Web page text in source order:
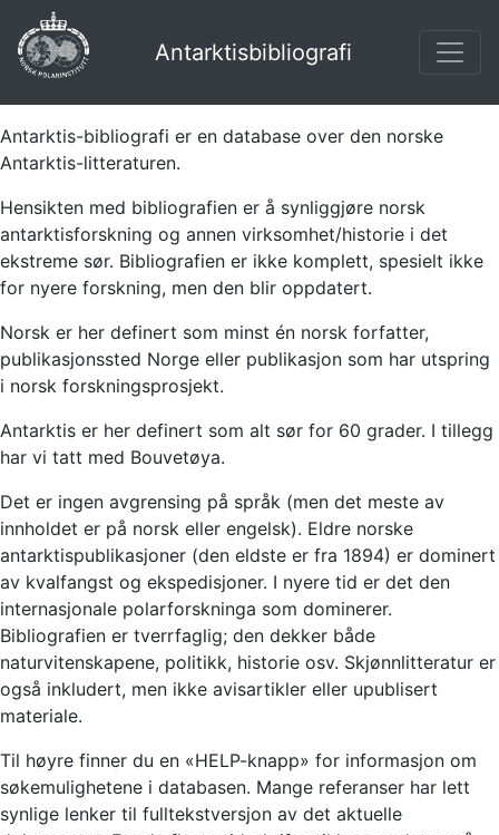
Antarktisbibliografi
Antarktis-bibliografi er en database over den norske
Antarktis-litteraturen.
Hensikten med bibliografien er å synliggjøre norsk
antarktisforskning og annen virksomhet/historie i det
ekstreme sør. Bibliografien er ikke komplett, spesielt ikke
for nyere forskning, men den blir oppdatert.
Norsk er her definert som minst én norsk forfatter,
publikasjonssted Norge eller publikasjon som har utspring
i norsk forskningsprosjekt.
Antarktis er her definert som alt sør for 60 grader. I tillegg
har vi tatt med Bouvetøya.
Det er ingen avgrensing på språk (men det meste av
innholdet er på norsk eller engelsk). Eldre norske
antarktispublikasjoner (den eldste er fra 1894) er dominert
av kvalfangst og ekspedisjoner. I nyere tid er det den
internasjonale polarforskninga som dominerer.
Bibliografien er tverrfaglig; den dekker både
naturvitenskapene, politikk, historie osv. Skjønnlitteratur er
også inkludert, men ikke avisartikler eller upublisert
materiale.
Til høyre finner du en «HELP-knapp» for informasjon om
søkemulighetene i databasen. Mange referanser har lett
synlige lenker til fulltekstversjon av det aktuelle